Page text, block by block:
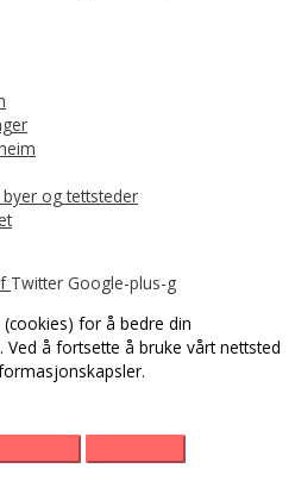
og tettsteder
Twitter Google-plus-g
for å bedre din
å fortsette å bruke vårt nettsted